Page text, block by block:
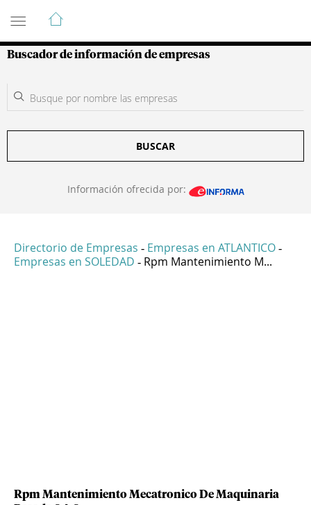
Guía de Empresas Colombianas
Buscador de información de empresas
BUSCAR
Información ofrecida por:
Directorio de Empresas - Empresas en ATLANTICO -
Empresas en SOLEDAD - Rpm Mantenimiento M...
Rpm Mantenimiento Mecatronico De Maquinaria